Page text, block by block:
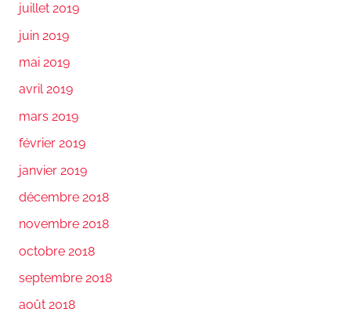
juillet 2019
juin 2019
mai 2019
avril 2019
mars 2019
février 2019
janvier 2019
décembre 2018
novembre 2018
octobre 2018
septembre 2018
août 2018